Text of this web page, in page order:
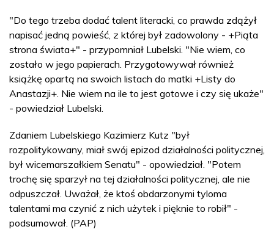
"Do tego trzeba dodać talent literacki, co prawda zdążył
napisać jedną powieść, z której był zadowolony - +Piąta
strona świata+" - przypomniał Lubelski. "Nie wiem, co
zostało w jego papierach. Przygotowywał również
książkę opartą na swoich listach do matki +Listy do
Anastazji+. Nie wiem na ile to jest gotowe i czy się ukaże"
- powiedział Lubelski.
Zdaniem Lubelskiego Kazimierz Kutz "był
rozpolitykowany, miał swój epizod działalności politycznej,
był wicemarszałkiem Senatu" - opowiedział. "Potem
trochę się sparzył na tej działalności politycznej, ale nie
odpuszczał. Uważał, że ktoś obdarzonymi tyloma
talentami ma czynić z nich użytek i pięknie to robił" -
podsumował. (PAP)